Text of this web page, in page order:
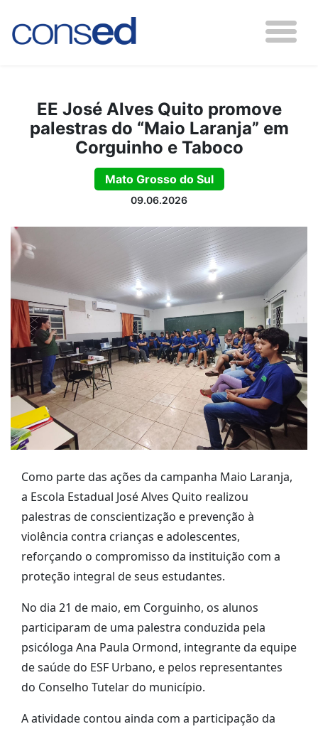
EE José Alves Quito promove
palestras do “Maio Laranja” em
Corguinho e Taboco
Mato Grosso do Sul
09.06.2026
Como parte das ações da campanha Maio Laranja,
a Escola Estadual José Alves Quito realizou
palestras de conscientização e prevenção à
violência contra crianças e adolescentes,
reforçando o compromisso da instituição com a
proteção integral de seus estudantes.
No dia 21 de maio, em Corguinho, os alunos
participaram de uma palestra conduzida pela
psicóloga Ana Paula Ormond, integrante da equipe
de saúde do ESF Urbano, e pelos representantes
do Conselho Tutelar do município.
A atividade contou ainda com a participação da